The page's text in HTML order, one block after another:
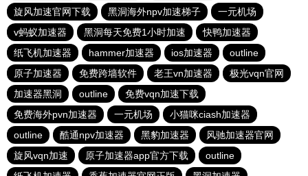
旋风加速官网下载
黑洞海外npv加速梯子
一元机场
v蚂蚁加速器
黑洞每天免费1小时加速
快鸭加速器
纸飞机加速器
hammer加速器 ios加速器
outline
原子加速器
免费跨墙软件 老王vn加速器
极光vqn官网
加速器黑洞
outline
免费vqn加速下载
免费海外pvn加速器
一元机场
小猫咪ciash加速器
outline
酷通npv加速器 黑豹加速器
风驰加速器官网
旋风vqn加速
原子加速器app官方下载
outline